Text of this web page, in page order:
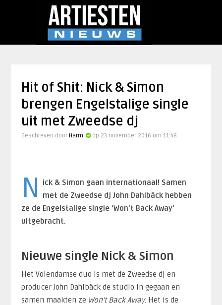
Hit of Shit: Nick & Simon
brengen Engelstalige single
uit met Zweedse dj
Geschreven door Harm op 23 november 2016 om 11:48
N
ick & Simon gaan internationaal! Samen
met de Zweedse dj John Dahlbäck hebben
ze de Engelstalige single ‘Won’t Back Away’
uitgebracht.
Nieuwe single Nick & Simon
Het Volendamse duo is met de Zweedse dj en
producer John Dahlbäck de studio in gegaan en
samen maakten ze Won’t Back Away. Het is de